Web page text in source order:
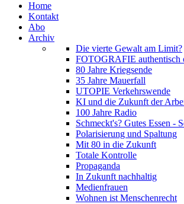
Home
Kontakt
Abo
Archiv
Die vierte Gewalt am Limit?
FOTOGRAFIE authentisch
80 Jahre Kriegsende
35 Jahre Mauerfall
UTOPIE Verkehrswende
KI und die Zukunft der
100 Jahre Radio
Schmeckt's? Gutes Essen -
Polarisierung und Spaltung
Mit 80 in die Zukunft
Totale Kontrolle
Propaganda
In Zukunft nachhaltig
Medienfrauen
Wohnen ist Menschenrecht